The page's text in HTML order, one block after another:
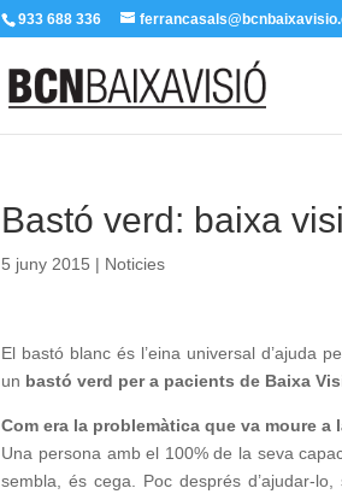
933 688 336
Bastó verd: baixa
5 juny 2015 | Noticies
El bastó blanc és l’eina universal d’ajuda
un bastó verd per a pacients de Baixa
Com era la problemàtica que va moure a
Una persona amb el 100% de la seva
sembla, és cega. Poc després d’ajudar-